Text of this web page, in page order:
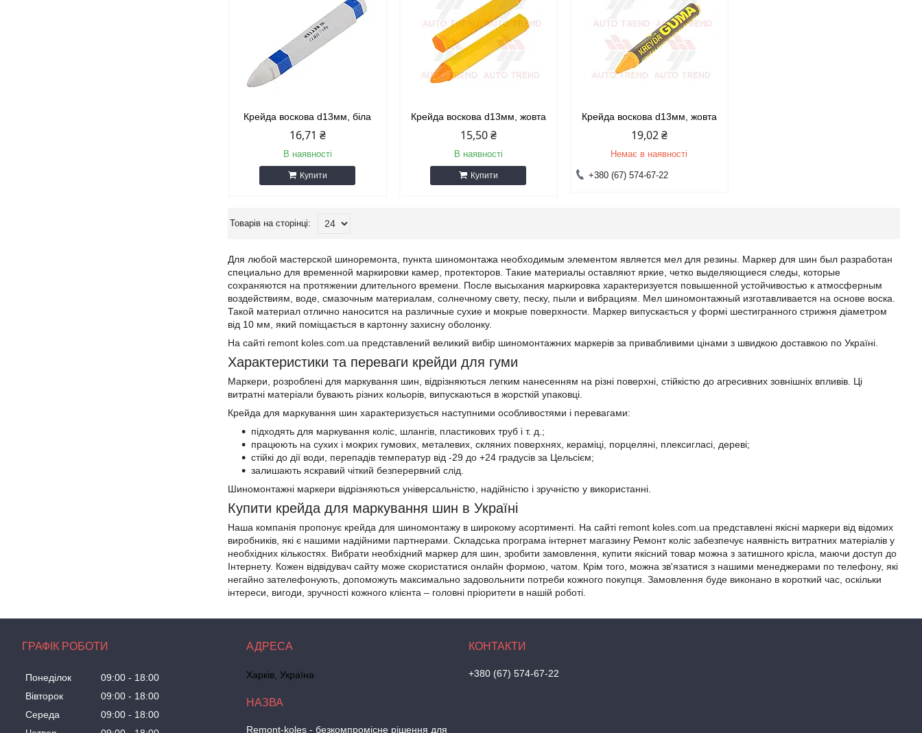
Крейда воскова d13мм, біла
16,71 ₴
В наявності
Купити
Крейда воскова d13мм, жовта
15,50 ₴
В наявності
Купити
Крейда воскова d13мм, жовта
19,02 ₴
Немає в наявності
+380 (67) 574-67-22
Для любой мастерской шиноремонта, пункта шиномонтажа необходимым элементом является мел для резины. Маркер для шин был разработан
специально для временной маркировки камер, протекторов. Такие материалы оставляют яркие, четко выделяющиеся следы, которые
сохраняются на протяжении длительного времени. После высыхания маркировка характеризуется повышенной устойчивостью к атмосферным
воздействиям, воде, смазочным материалам, солнечному свету, песку, пыли и вибрациям. Мел шиномонтажный изготавливается на основе воска.
Такой материал отлично наносится на различные сухие и мокрые поверхности. Маркер випускається у формі шестигранного стрижня діаметром
від 10 мм, який поміщається в картонну захисну оболонку.
На сайті remont koles.com.ua представлений великий вибір шиномонтажних маркерів за привабливими цінами з швидкою доставкою по Україні.
Характеристики та переваги крейди для гуми
Маркери, розроблені для маркування шин, відрізняються легким нанесенням на різні поверхні, стійкістю до агресивних зовнішніх впливів. Ці
витратні матеріали бувають різних кольорів, випускаються в жорсткій упаковці.
Крейда для маркування шин характеризується наступними особливостями і перевагами:
підходять для маркування коліс, шлангів, пластикових труб і т. д.;
працюють на сухих і мокрих гумових, металевих, скляних поверхнях, кераміці, порцеляні, плексигласі, дереві;
стійкі до дії води, перепадів температур від -29 до +24 градусів за Цельсієм;
залишають яскравий чіткий безперервний слід.
Шиномонтажні маркери відрізняються універсальністю, надійністю і зручністю у використанні.
Купити крейда для маркування шин в Україні
Наша компанія пропонує крейда для шиномонтажу в широкому асортименті. На сайті remont koles.com.ua представлені якісні маркери від відомих
виробників, які є нашими надійними партнерами. Складська програма інтернет магазину Ремонт коліс забезпечує наявність витратних матеріалів у
необхідних кількостях. Вибрати необхідний маркер для шин, зробити замовлення, купити якісний товар можна з затишного крісла, маючи доступ до
Інтернету. Кожен відвідувач сайту може скористатися онлайн формою, чатом. Крім того, можна зв'язатися з нашими менеджерами по телефону, які
негайно зателефонують, допоможуть максимально задовольнити потреби кожного покупця. Замовлення буде виконано в короткий час, оскільки
інтереси, вигоди, зручності кожного клієнта – головні пріоритети в нашій роботі.
ГРАФІК РОБОТИ
Понеділок 09:00
18:00
Вівторок
09:00
18:00
Середа
09:00
18:00
Харків, Україна
Remont-koles - безкомпромісне рішення для
+380 (67) 574-67-22